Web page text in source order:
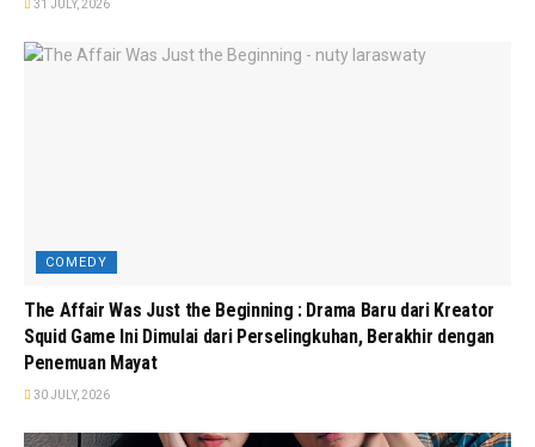
31 JULY, 2026
COMEDY
The Affair Was Just the Beginning : Drama Baru dari Kreator
Squid Game Ini Dimulai dari Perselingkuhan, Berakhir dengan
Penemuan Mayat
30 JULY, 2026